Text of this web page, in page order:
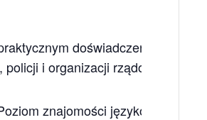
doświadczeniem
i organizacji rządowych Izraela
znajomości języków